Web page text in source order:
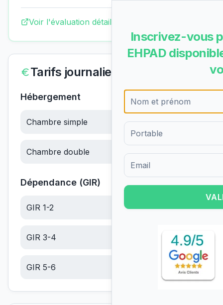
Voir l'évaluation détaillée complète
Tarifs journaliers
Hébergement
Chambre simple 68.28€/jour
Chambre double 68.28€/jour
Dépendance (GIR)
GIR 1-2 6.10€/jour
GIR 3-4 6.10€/jour
GIR 5-6 €/jour
Inscrivez-vous
EHPAD
Formulaire d'inscription pour